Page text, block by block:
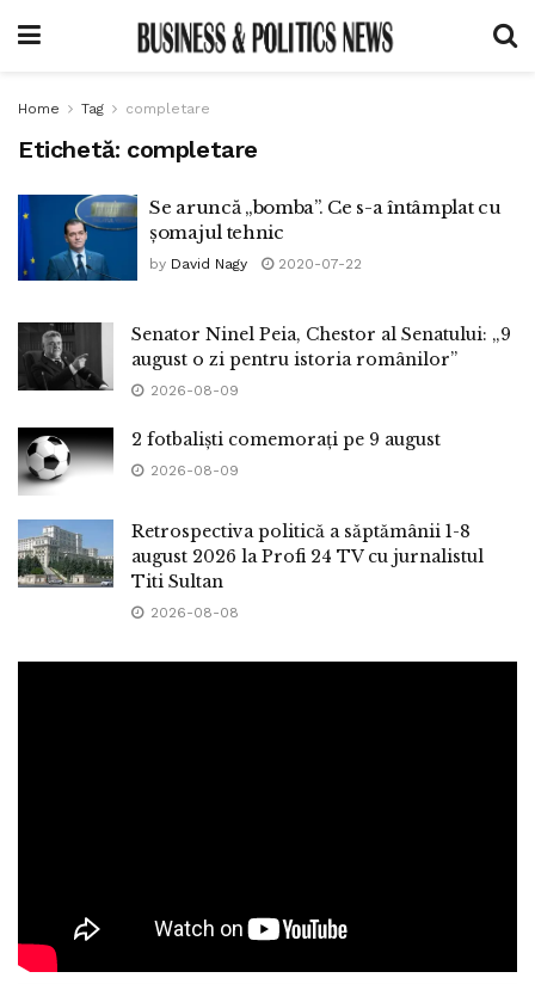
Home Tag completare
Etichetă: completare
Se aruncă „bomba”. Ce s-a întâmplat cu
șomajul tehnic
by David Nagy 2020-07-22
Senator Ninel Peia, Chestor al Senatului: „9
august o zi pentru istoria românilor”
2026-08-09
2 fotbaliști comemorați pe 9 august
2026-08-09
Retrospectiva politică a săptămânii 1-8
august 2026 la Profi 24 TV cu jurnalistul
Titi Sultan
2026-08-08